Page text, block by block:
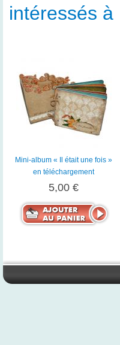
intéressés à
Mini-album « Il était une fois »
en téléchargement
5,00 €